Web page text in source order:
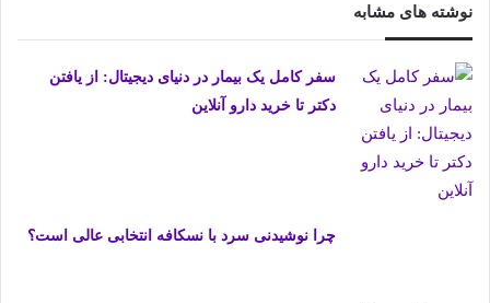
نوشته های مشابه
سفر کامل یک بیمار در دنیای دیجیتال: از یافتن
دکتر تا خرید دارو آنلاین
چرا نوشیدنی سرد با نسکافه انتخابی عالی است؟